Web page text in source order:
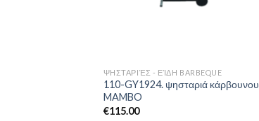
ΨΗΣΤΑΡΙΈΣ - ΕΊΔΗ BARBEQUE
110-GY1924. ψησταριά κάρβουνου
MAMBO
€115.00